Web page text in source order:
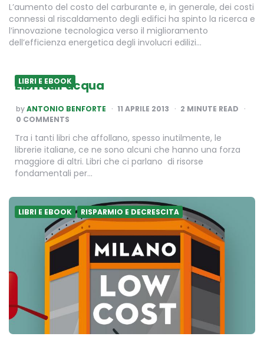
L’aumento del costo del carburante e, in generale, dei costi
connessi al riscaldamento degli edifici ha spinto la ricerca e
l’innovazione tecnologica verso il miglioramento
dell’efficienza energetica degli involucri edilizi…
LIBRI E EBOOK
Libri sull’acqua
POSTED
BY
byANTONIO BENFORTE 11 APRILE 2013 2 MINUTE READ
0 COMMENTS
Tra i tanti libri che affollano, spesso inutilmente, le
librerie italiane, ce ne sono alcuni che hanno una forza
maggiore di altri. Libri che ci parlano di risorse
fondamentali per…
LIBRI E EBOOK RISPARMIO E DECRESCITA